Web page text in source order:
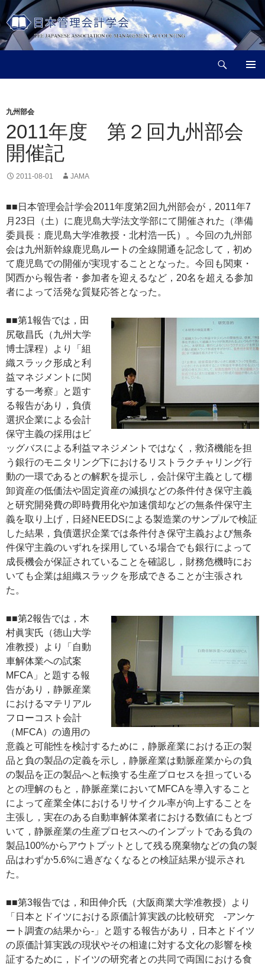
コ
ン
ン
へ
キ
プ
九州部会
2011年度 第２回九州部会
開催記
2011-08-01 JAMA
■■日本管理会計学会2011年度第2回九州部会が，2011年7
月23日（土）に鹿児島大学法文学部にて開催された（準備
委員長：鹿児島大学准教授・北村浩一氏）。今回の九州部
会は九州新幹線鹿児島ルートの全線開通を記念して，初め
て鹿児島での開催が実現することとなった。今回も関東・
関西から報告者・参加者を迎えるなど，20名を超える参加
者によって活発な質疑応答となった。
■■第1報告では，田
尻敬昌氏（九州大学
博士課程）より「組
織スラック形成と利
益マネジメントに関
する一考察」と題す
る報告があり，負債
選択企業による会計
保守主義の採用はビ
ッグバスによる利益マネジメントではなく，救済機能を担
う銀行のモニタリング下におけるリストラクチャリング行
動の一環であるとの解釈を提示し，会計保守主義として棚
卸資産の低価法や固定資産の減損などの条件付き保守主義
と研究開発費の即時費用化や加速償却などの無条件保守主
義を取り上げ，日経NEEDSによる製造業のサンプルで検証
した結果，負債選択企業では条件付き保守主義および無条
件保守主義のいずれを採用している場合でも銀行によって
成長機会が保証されていることを確認し，財務危機時にお
いても企業は組織スラックを形成できることが主張され
た。
■■第2報告では，木
村眞実氏（徳山大学
准教授）より「自動
車解体業への試案
MFCA」と題する報
告があり，静脈産業
におけるマテリアル
フローコスト会計
（MFCA）の適用の
意義と可能性を検討するために，静脈産業における正の製
品と負の製品の定義を示し，静脈産業は動脈産業からの負
の製品を正の製品へと転換する生産プロセスを担っている
との理解のもと，静脈産業においてMFCAを導入すること
によって産業全体におけるリサイクル率が向上することを
主張し，実在のある自動車解体業者における数値にもとづ
いて，静脈産業の生産プロセスへのインプットである負の
製品100%からアウトプットとして残る廃棄物などの負の製
品はわずか5.6%に過ぎなくなるとの検証結果が提示され
た。
■■第3報告では，和田伸介氏（大阪商業大学准教授）より
「日本とドイツにおける原価計算実践の比較研究 ‐アンケ
ート調査の結果から‐」と題する報告があり，日本とドイツ
の原価計算実践の現状やその相違に対する文化の影響を検
証するために，ドイツの研究者との共同で両国における食